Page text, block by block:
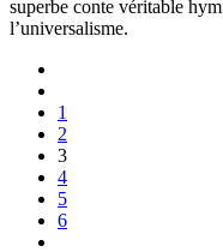
superbe conte véritable
l’universalisme.
1
2
3
4
5
6